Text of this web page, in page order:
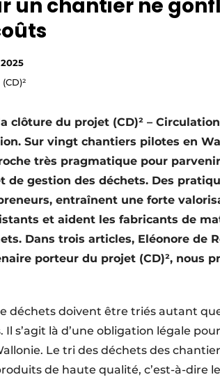
un chantier ne
clôture du projet (CD)² –
Sur vingt chantiers pilotes en
très pragmatique pour
de gestion des déchets. Des
entraînent une forte
et aident les fabricants de
Dans trois articles, Eléonore de
porteur du projet (CD)², nous
déchets doivent être triés autant
s’agit là d’une obligation légale
Le tri des déchets des
de haute qualité, c’est-à-dire